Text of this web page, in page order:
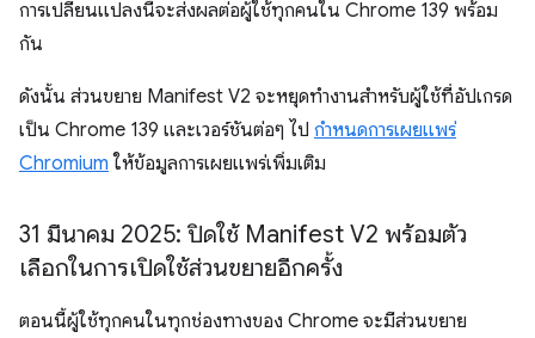
การเปลี่ยนแปลงนี้จะส่งผลต่อผู้ใช้ทุกคนใน Chrome 139 พร้อม
กัน
ดังนั้น ส่วนขยาย Manifest V2 จะหยุดทำงานสำหรับผู้ใช้ที่อัปเกรด
เป็น Chrome 139 และเวอร์ชันต่อๆ ไป กำหนดการเผยแพร่
Chromium ให้ข้อมูลการเผยแพร่เพิ่มเติม
31 มีนาคม 2025: ปิดใช้ Manifest V2 พร้อมตัว
เลือกในการเปิดใช้ส่วนขยายอีกครั้ง
ตอนนี้ผู้ใช้ทุกคนในทุกช่องทางของ Chrome จะมีส่วนขยาย